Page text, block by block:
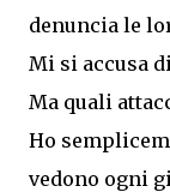
denuncia le
Mi si accusa
Ma quali
Ho
vedono ogni